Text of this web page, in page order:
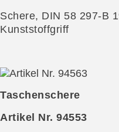
Schere, DIN 58 297-B
Kunststoffgriff
Taschenschere
Artikel Nr. 94553